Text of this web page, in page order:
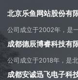
北京乐鱼网站股份有
成都德辰博睿科技有
成都安诚迅飞电子科